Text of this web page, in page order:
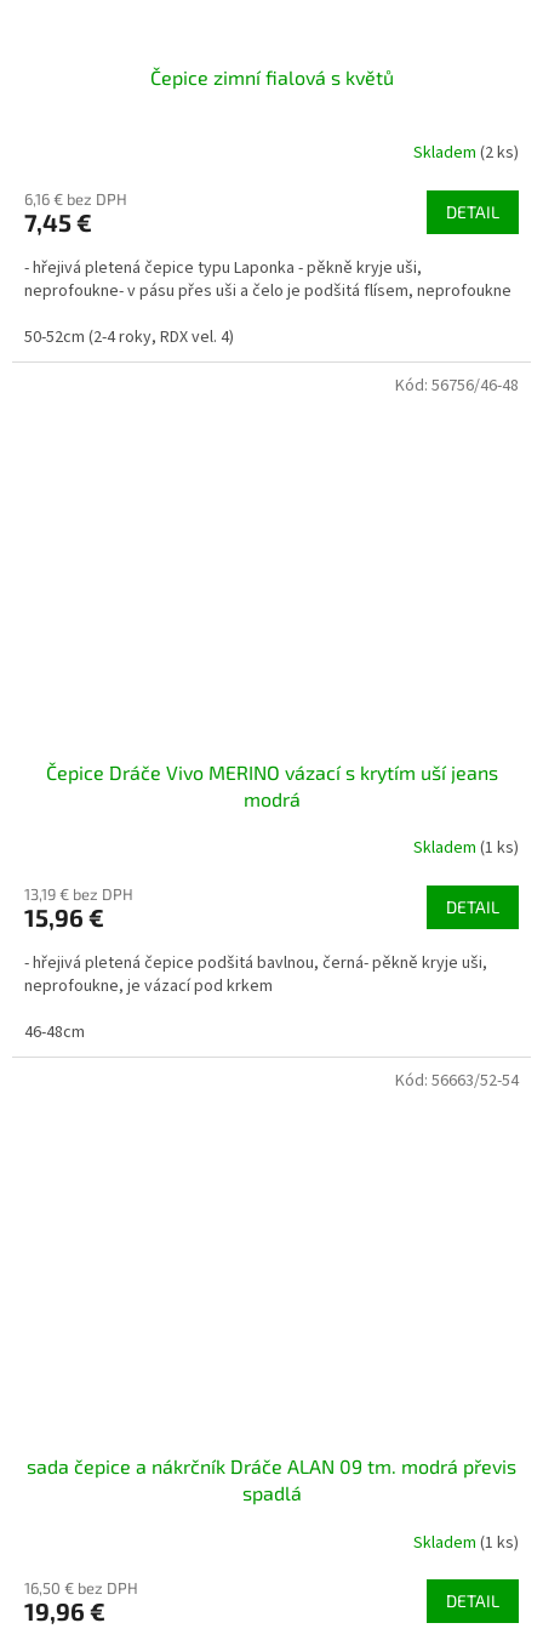
Čepice zimní fialová s květů
Skladem (2 ks)
6,16 € bez DPH
7,45 € DETAIL
- hřejivá pletená čepice typu Laponka - pěkně kryje uši,
neprofoukne- v pásu přes uši a čelo je podšitá flísem, neprofoukne
50-52cm (2-4 roky, RDX vel. 4)
Čepice Dráče Vivo MERINO vázací s krytím uší jeans
modrá
Skladem (1 ks)
13,19 € bez DPH
15,96 € DETAIL
- hřejivá pletená čepice podšitá bavlnou, černá- pěkně kryje uši,
neprofoukne, je vázací pod krkem
46-48cm
Kód: 56756/46-48
sada čepice a nákrčník Dráče ALAN 09 tm. modrá převis
spadlá
Skladem (1 ks)
16,50 € bez DPH
19,96 € DETAIL
Kód: 56663/52-54